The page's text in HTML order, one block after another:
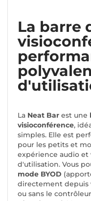
La barre
La Neat Bar est une
visioconférence,
simples. Elle est
pour les petits et
expérience audio
d'utilisation. Vous
mode BYOD
directement depuis
ou sans le